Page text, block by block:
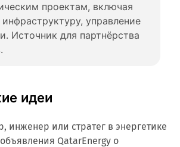
проектам, включая
инфраструктуру, управление
Источник для партнёрства
идеи
инженер или стратег в энергетике
QatarEnergy о